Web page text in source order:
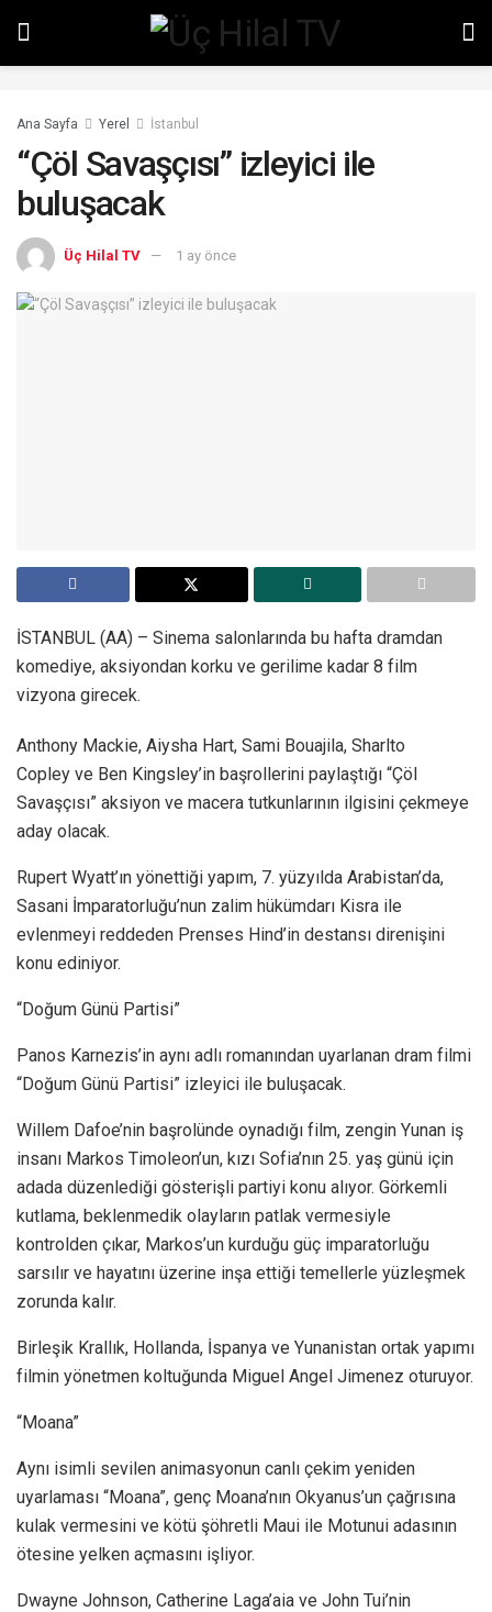
Ana Sayfa Yerel İstanbul
“Çöl Savaşçısı” izleyici ile
buluşacak
Üç Hilal TV 1 ay önce
İSTANBUL (AA) – Sinema salonlarında bu hafta dramdan
komediye, aksiyondan korku ve gerilime kadar 8 film
vizyona girecek.
Anthony Mackie, Aiysha Hart, Sami Bouajila, Sharlto
Copley ve Ben Kingsley’in başrollerini paylaştığı “Çöl
Savaşçısı” aksiyon ve macera tutkunlarının ilgisini çekmeye
aday olacak.
Rupert Wyatt’ın yönettiği yapım, 7. yüzyılda Arabistan’da,
Sasani İmparatorluğu’nun zalim hükümdarı Kisra ile
evlenmeyi reddeden Prenses Hind’in destansı direnişini
konu ediniyor.
“Doğum Günü Partisi”
Panos Karnezis’in aynı adlı romanından uyarlanan dram filmi
“Doğum Günü Partisi” izleyici ile buluşacak.
Willem Dafoe’nin başrolünde oynadığı film, zengin Yunan iş
insanı Markos Timoleon’un, kızı Sofia’nın 25. yaş günü için
adada düzenlediği gösterişli partiyi konu alıyor. Görkemli
kutlama, beklenmedik olayların patlak vermesiyle
kontrolden çıkar, Markos’un kurduğu güç imparatorluğu
sarsılır ve hayatını üzerine inşa ettiği temellerle yüzleşmek
zorunda kalır.
Birleşik Krallık, Hollanda, İspanya ve Yunanistan ortak yapımı
filmin yönetmen koltuğunda Miguel Angel Jimenez oturuyor.
“Moana”
Aynı isimli sevilen animasyonun canlı çekim yeniden
uyarlaması “Moana”, genç Moana’nın Okyanus’un çağrısına
kulak vermesini ve kötü şöhretli Maui ile Motunui adasının
ötesine yelken açmasını işliyor.
Dwayne Johnson, Catherine Laga’aia ve John Tui’nin